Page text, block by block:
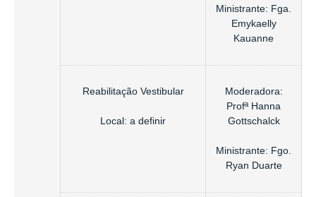
Ministrante: Fga.
Emykaelly
Kauanne
Reabilitação Vestibular
Local: a definir
Moderadora:
Profª Hanna
Gottschalck
Ministrante: Fgo.
Ryan Duarte